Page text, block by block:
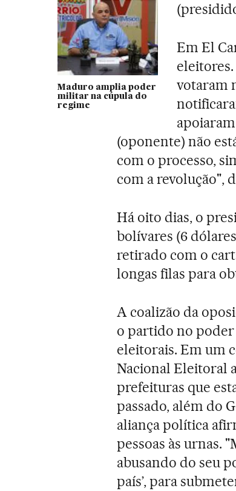
Maduro amplia poder
militar na cúpula do
regime
Em El
eleitores.
votaram
(oponente) não
com o processo,
com a revolução",
Há oito dias, o
bolívares (6
retirado com o
longas filas para
A coalizão da
o partido no poder
eleitorais. Em um
Nacional Eleitoral
prefeituras que
passado, além do
aliança política
pessoas às urnas.
abusando do seu
país’, para